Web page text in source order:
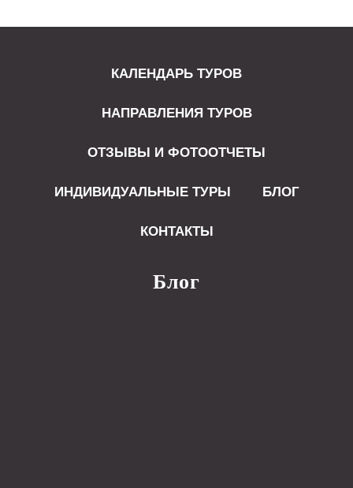
КАЛЕНДАРЬ ТУРОВ
НАПРАВЛЕНИЯ ТУРОВ
ОТЗЫВЫ И ФОТООТЧЕТЫ
ИНДИВИДУАЛЬНЫЕ ТУРЫ БЛОГ
КОНТАКТЫ
Блог